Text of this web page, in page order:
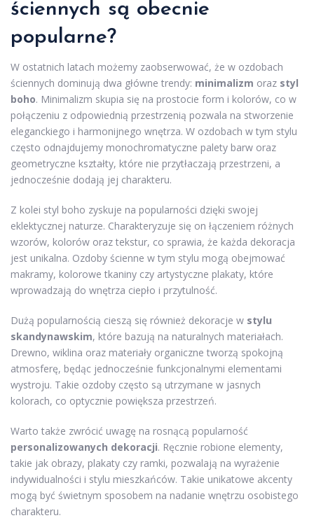
ściennych są obecnie
popularne?
W ostatnich latach możemy zaobserwować, że w ozdobach
ściennych dominują dwa główne trendy: minimalizm oraz styl
boho. Minimalizm skupia się na prostocie form i kolorów, co w
połączeniu z odpowiednią przestrzenią pozwala na stworzenie
eleganckiego i harmonijnego wnętrza. W ozdobach w tym stylu
często odnajdujemy monochromatyczne palety barw oraz
geometryczne kształty, które nie przytłaczają przestrzeni, a
jednocześnie dodają jej charakteru.
Z kolei styl boho zyskuje na popularności dzięki swojej
eklektycznej naturze. Charakteryzuje się on łączeniem różnych
wzorów, kolorów oraz tekstur, co sprawia, że każda dekoracja
jest unikalna. Ozdoby ścienne w tym stylu mogą obejmować
makramy, kolorowe tkaniny czy artystyczne plakaty, które
wprowadzają do wnętrza ciepło i przytulność.
Dużą popularnością cieszą się również dekoracje w stylu
skandynawskim, które bazują na naturalnych materiałach.
Drewno, wiklina oraz materiały organiczne tworzą spokojną
atmosferę, będąc jednocześnie funkcjonalnymi elementami
wystroju. Takie ozdoby często są utrzymane w jasnych
kolorach, co optycznie powiększa przestrzeń.
Warto także zwrócić uwagę na rosnącą popularność
personalizowanych dekoracji. Ręcznie robione elementy,
takie jak obrazy, plakaty czy ramki, pozwalają na wyrażenie
indywidualności i stylu mieszkańców. Takie unikatowe akcenty
mogą być świetnym sposobem na nadanie wnętrzu osobistego
charakteru.